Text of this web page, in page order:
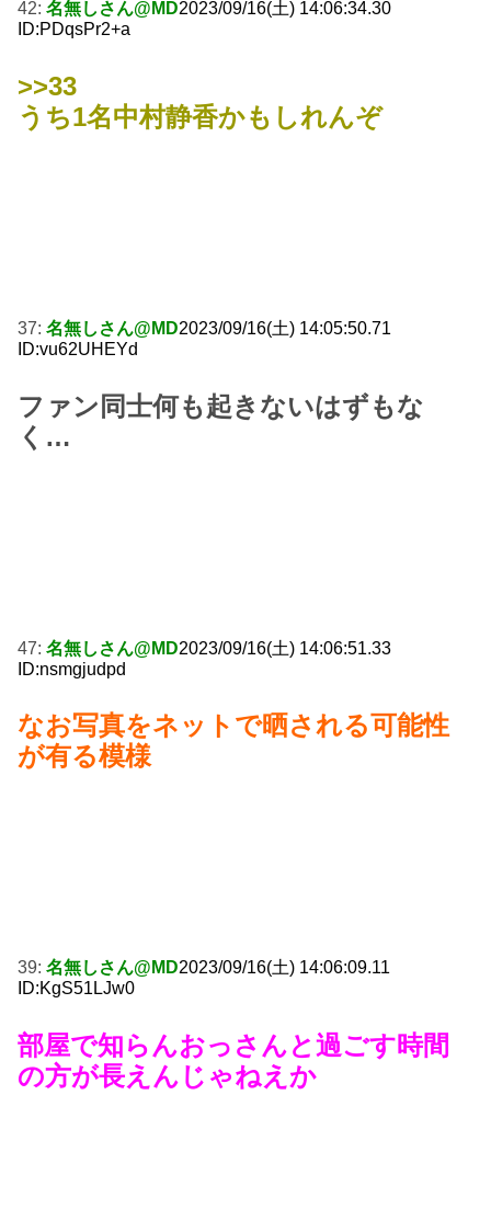
42: 名無しさん@MD2023/09/16(土) 14:06:34.30
ID:PDqsPr2+a
>>33
うち1名中村静香かもしれんぞ
37: 名無しさん@MD2023/09/16(土) 14:05:50.71
ID:vu62UHEYd
ファン同士何も起きないはずもな
く…
47: 名無しさん@MD2023/09/16(土) 14:06:51.33
ID:nsmgjudpd
なお写真をネットで晒される可能性
が有る模様
39: 名無しさん@MD2023/09/16(土) 14:06:09.11
ID:KgS51LJw0
部屋で知らんおっさんと過ごす時間
の方が長えんじゃねえか